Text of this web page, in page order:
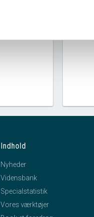
Indhold
Nyheder
Vidensbank
Specialstatistik
Vores værktøjer